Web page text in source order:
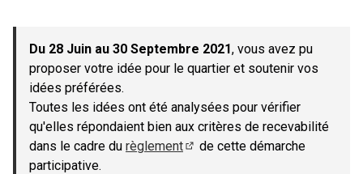
−
Du 28 Juin au 30 Septembre 2021, vous avez pu
proposer votre idée pour le quartier et soutenir vos
idées préférées.
Toutes les idées ont été analysées pour vérifier
qu'elles répondaient bien aux critères de recevabilité
dans le cadre du règlement
de cette démarche
participative.